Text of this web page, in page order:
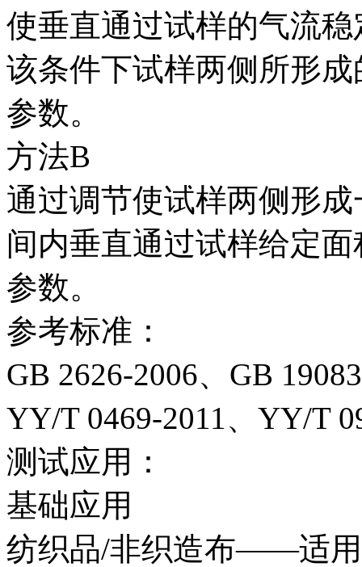
使垂直通过试样的气流
该条件下试样两侧所形
参数。
方法B
通过调节使试样两侧形
间内垂直通过试样给定
参数。
参考标准：
GB 2626-2006、GB
YY/T 0469-2011、YY/T
测试应用：
基础应用
纺织品/非织造布——适用